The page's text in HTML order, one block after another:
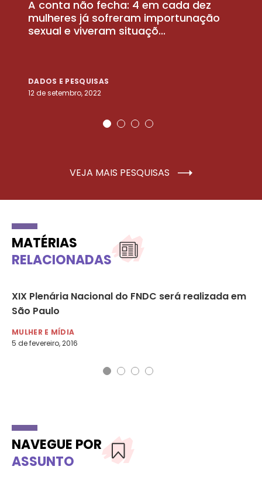
A conta não fecha: 4 em cada dez
mulheres já sofreram importunação
sexual e viveram situaçõ...
DADOS E PESQUISAS
12 de setembro, 2022
VEJA MAIS PESQUISAS
MATÉRIAS
RELACIONADAS
XIX Plenária Nacional do FNDC será realizada em
São Paulo
MULHER E MÍDIA
5 de fevereiro, 2016
NAVEGUE POR
ASSUNTO